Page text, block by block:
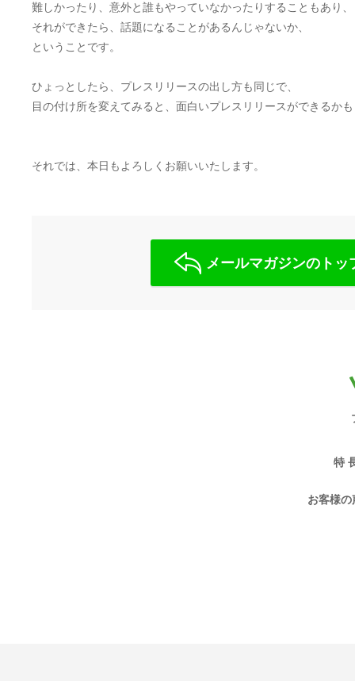
難しかったり、意外と誰もやっていなかったりすることもあり、
それができたら、話題になることがあるんじゃないか、
ということです。
ひょっとしたら、プレスリリースの出し方も同じで、
目の付け所を変えてみると、面白いプレスリリースができるか
それでは、本日もよろしくお願いいたします。
メールマガジンのトッ
特
お客様の